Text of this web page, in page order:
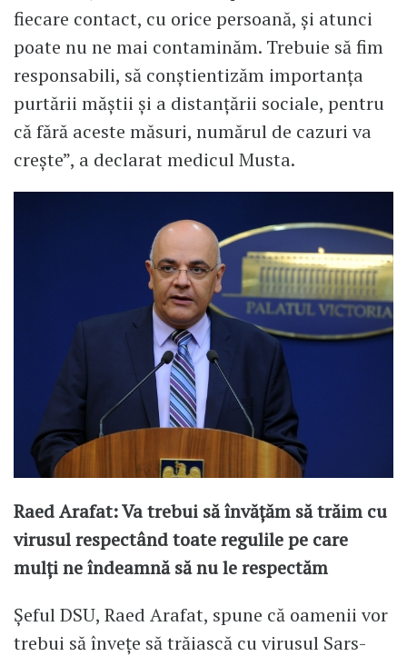
fiecare contact, cu orice persoană, și atunci
poate nu ne mai contaminăm. Trebuie să fim
responsabili, să conștientizăm importanța
purtării măștii și a distanțării sociale, pentru
că fără aceste măsuri, numărul de cazuri va
crește”, a declarat medicul Musta.
Raed Arafat: Va trebui să învățăm să trăim cu
virusul respectând toate regulile pe care
mulți ne îndeamnă să nu le respectăm
Șeful DSU, Raed Arafat, spune că oamenii vor
trebui să învețe să trăiască cu virusul Sars-